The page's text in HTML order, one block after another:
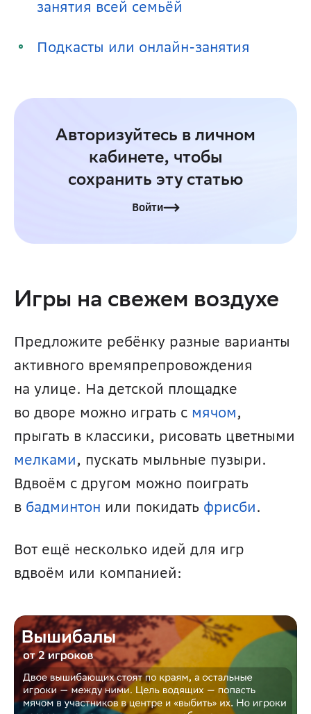
занятия всей семьёй
Подкасты или онлайн-занятия
Авторизуйтесь в личном
кабинете, чтобы
сохранить эту статью
Войти
Игры на свежем воздухе
Предложите ребёнку разные варианты
активного времяпрепровождения
на улице. На детской площадке
во дворе можно играть с мячом,
мелками, пускать мыльные пузыри.
Вдвоём с другом можно поиграть
в бадминтон или покидать фрисби.
Вот ещё несколько идей для игр
вдвоём или компанией: